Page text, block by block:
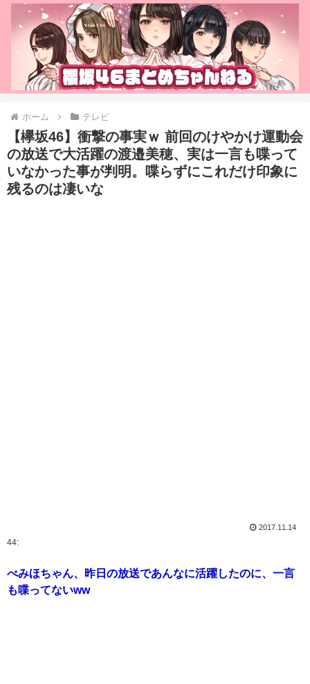
ホーム テレビ
【欅坂46】衝撃の事実ｗ 前回のけやかけ運動会
の放送で大活躍の渡邉美穂、実は一言も喋って
いなかった事が判明。喋らずにこれだけ印象に
残るのは凄いな
2017.11.14
44:
べみほちゃん、昨日の放送であんなに活躍したのに、一言
も喋ってないww